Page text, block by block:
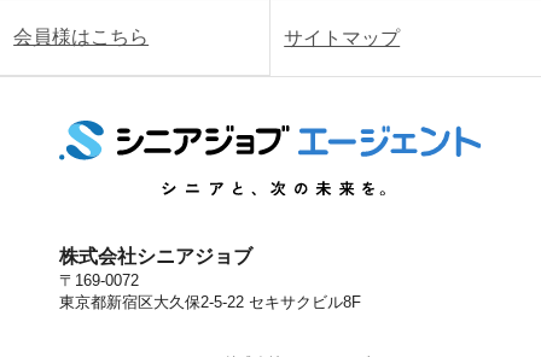
会員様はこちら サイトマップ
株式会社シニアジョブ
〒169-0072
東京都新宿区大久保2-5-22 セキサクビル8F